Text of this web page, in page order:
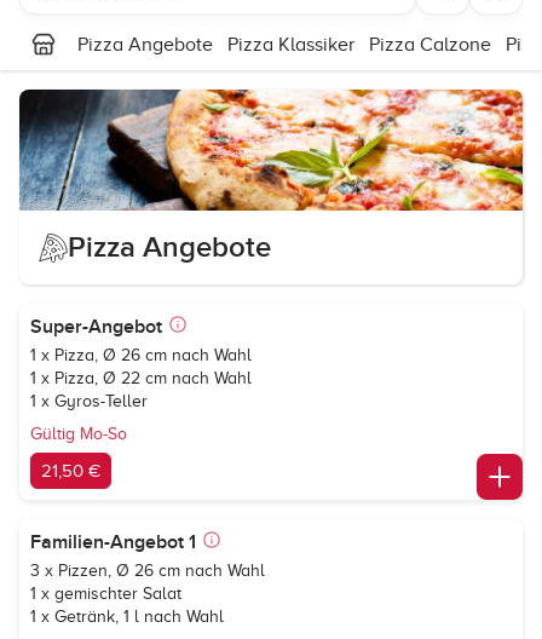
Pizza Angebote Pizza Klassiker Pizza Calzone
Pizza Angebote
Super-Angebot
1 x Pizza, Ø 26 cm nach Wahl
1 x Pizza, Ø 22 cm nach Wahl
1 x Gyros-Teller
Gültig Mo-So
21,50 €
Familien-Angebot 1
3 x Pizzen, Ø 26 cm nach Wahl
1 x gemischter Salat
1 x Getränk, 1 l nach Wahl